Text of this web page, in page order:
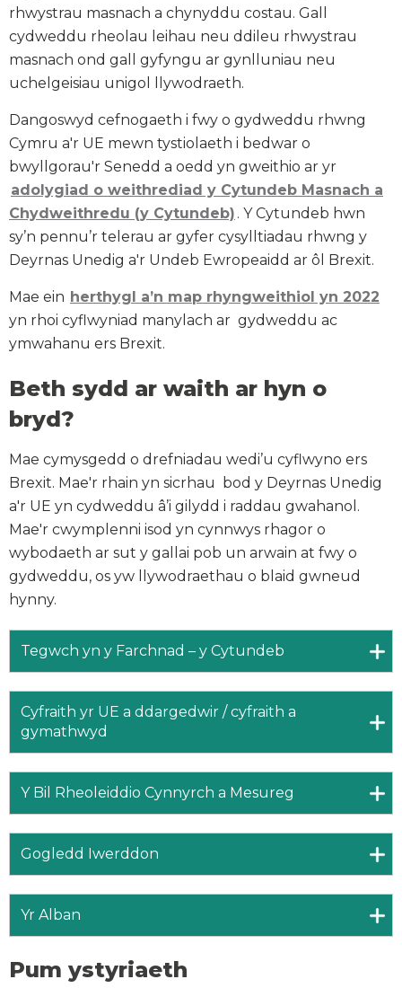
rhwystrau masnach a chynyddu costau. Gall
cydweddu rheolau leihau neu ddileu rhwystrau
masnach ond gall gyfyngu ar gynlluniau neu
uchelgeisiau unigol llywodraeth.
Dangoswyd cefnogaeth i fwy o gydweddu rhwng
Cymru a'r UE mewn tystiolaeth i bedwar o
bwyllgorau'r Senedd a oedd yn gweithio ar yr
adolygiad o weithrediad y Cytundeb Masnach a
Chydweithredu (y Cytundeb) . Y Cytundeb hwn
sy’n pennu’r telerau ar gyfer cysylltiadau rhwng y
Deyrnas Unedig a'r Undeb Ewropeaidd ar ôl Brexit.
Mae ein herthygl a’n map rhyngweithiol yn 2022
yn rhoi cyflwyniad manylach ar gydweddu ac
ymwahanu ers Brexit.
Beth sydd ar waith ar hyn o
bryd?
Mae cymysgedd o drefniadau wedi’u cyflwyno ers
Brexit. Mae'r rhain yn sicrhau bod y Deyrnas Unedig
a'r UE yn cydweddu â’i gilydd i raddau gwahanol.
Mae'r cwymplenni isod yn cynnwys rhagor o
wybodaeth ar sut y gallai pob un arwain at fwy o
gydweddu, os yw llywodraethau o blaid gwneud
hynny.
Tegwch yn y Farchnad – y Cytundeb
Cyfraith yr UE a ddargedwir / cyfraith a
gymathwyd
Y Bil Rheoleiddio Cynnyrch a Mesureg
Gogledd Iwerddon
Yr Alban
Pum ystyriaeth